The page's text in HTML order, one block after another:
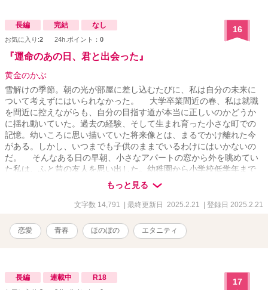
長編 完結 なし
お気に入り:2 24h.ポイント： 0
16
『運命のあの日、君と出会った』
黄金のかぶ
雪解けの季節。朝の光が部屋に差し込むたびに、私は自分の未来に
ついて考えずにはいられなかった。 大学卒業間近の春、私は就職
を間近に控えながらも、自分の目指す道が本当に正しいのかどうか
に揺れ動いていた。過去の経験、そして生まれ育った小さな町での
記憶。幼いころに思い描いていた将来像とは、まるでかけ離れた今
がある。しかし、いつまでも子供のままでいるわけにはいかないの
だ。 そんなある日の早朝、小さなアパートの窓から外を眺めてい
た私は、ふと昔の友人を思い出した。幼稚園から小学校低学年まで
ずっと一緒だった彼。いつも隣にいて、よくケンカをしたり大笑い
したりして過ごしていたはずなのに、いつの間にかお互いの家族の
事情で引っ越し、それっきり疎遠になっていた。記憶の片隅から呼
入りそうだった。 しかし、その朝はなぜかやけにその彼—奏太の
ことが頭から離れなかった。名前を思い出すと、胸に切なさとも懐
あるいはもう働いているのか—そんなことをぼんやりと考えてい
た。 私は来月から始まる新しい生活の前に、地元へ一度帰省しよ
もっと見る
文字数 14,791 | 最終更新日 2025.2.21 | 登録日 2025.2.21
恋愛 青春 ほのぼの エタニティ
長編 連載中 R18 17